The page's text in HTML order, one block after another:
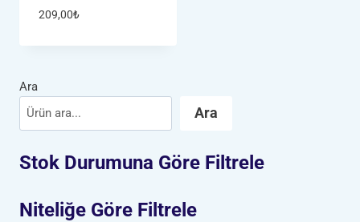
209,00₺
Ara
Ara
Stok Durumuna Göre Filtrele
Niteliğe Göre Filtrele